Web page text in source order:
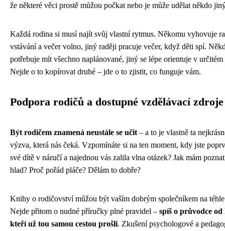
že některé věci prostě můžou počkat nebo je může udělat někdo
Každá rodina si musí najít svůj vlastní rytmus. Někomu vyhovuje
vstávání a večer volno, jiný raději pracuje večer, když děti spí.
potřebuje mít všechno naplánované, jiný se lépe orientuje v určitém
Nejde o to kopírovat druhé – jde o to zjistit, co funguje vám.
Podpora rodičů a dostupné vzdělávací zdroje
Být rodičem znamená neustále se učit – a to je vlastně ta
výzva, která nás čeká. Vzpomínáte si na ten moment, kdy jste
své dítě v náručí a najednou vás zalila vlna otázek? Jak mám
hlad? Proč pořád pláče? Dělám to dobře?
Knihy o rodičovství můžou být vaším dobrým společníkem na téhle
Nejde přitom o nudné příručky plné pravidel – spíš o průvodce od
kteří už tou samou cestou prošli. Zkušení psychologové a